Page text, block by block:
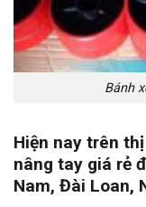
Bánh
Hiện nay trên
nâng tay giá rẻ
Nam, Đài Loan,